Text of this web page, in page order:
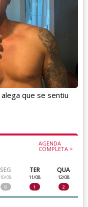
AGENDA
COMPLETA >
SEG
10/08
0
TER
11/08
1
QUA
12/08
2
que se sentiu